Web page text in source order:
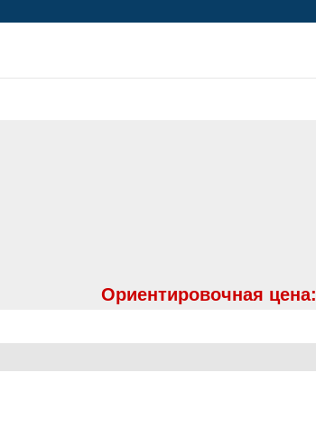
Ориентировочная цена: